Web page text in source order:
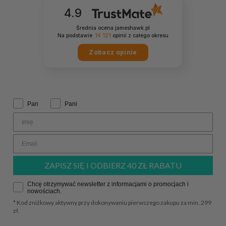
wiele dla nas znaczy! Serdecznie pozdrawiamy,
Team James Hawk
Opinia dotyczy podobnego produktu:
Smart Wallet -
Brązowy - Klips
Komentarz sklepu
Jesteśmy bardzo wdzięczni za opinię! 💛 To
naprawdę wiele dla nas znaczy 🚀 Pozdrawiamy,
Krzysztof
5
💪 super
7/23/2026
0
0
Zwrot grzecznościowy:
Pan Pani
ZAPISZ SIĘ I ODBIERZ 40 ZŁ RABATU
ZgodaChcę otrzymywać newsletter z informacjami o promocjach i
nowościach.
* Kod zniżkowy aktywny przy dokonywaniu pierwszego zakupu za min. 299
zł.
4.9
Średnia ocena jameshawk.pl
Na podstawie 14 121 opinii z całego okresu
Zobacz opinie